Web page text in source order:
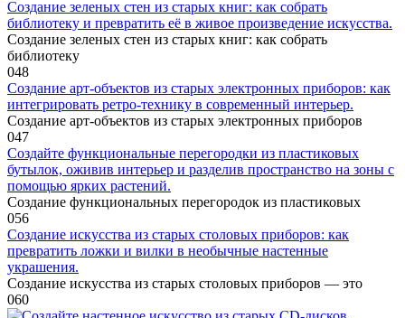
Создание зеленых стен из старых книг: как собрать
библиотеку и превратить её в живое произведение искусства.
Создание зеленых стен из старых книг: как собрать
библиотеку
048
Создание арт-объектов из старых электронных приборов: как
интегрировать ретро-технику в современный интерьер.
Создание арт-объектов из старых электронных приборов
047
Создайте функциональные перегородки из пластиковых
бутылок, оживив интерьер и разделив пространство на зоны с
помощью ярких растений.
Создание функциональных перегородок из пластиковых
056
Создание искусства из старых столовых приборов: как
превратить ложки и вилки в необычные настенные
украшения.
Создание искусства из старых столовых приборов — это
060